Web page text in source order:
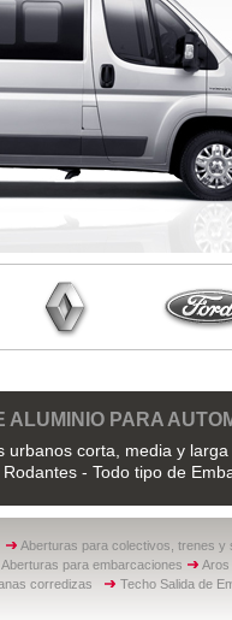
PARA
urbanos corta, media y
- Todo tipo de
Aberturas para colectivos, trenes y
Aberturas para embarcaciones
corredizas Techo Salida de